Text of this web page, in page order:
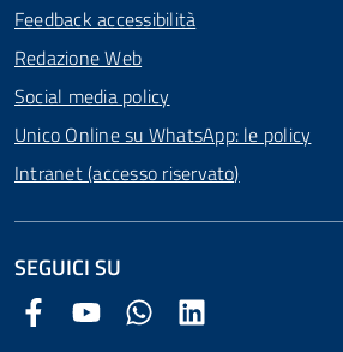
Feedback accessibilità
Redazione Web
Social media policy
Unico Online su WhatsApp: le policy
Intranet (accesso riservato)
SEGUICI SU
Facebook Comune di Arezzo
Youtube Comune di Arezzo
Twitter Comune di Arezzo